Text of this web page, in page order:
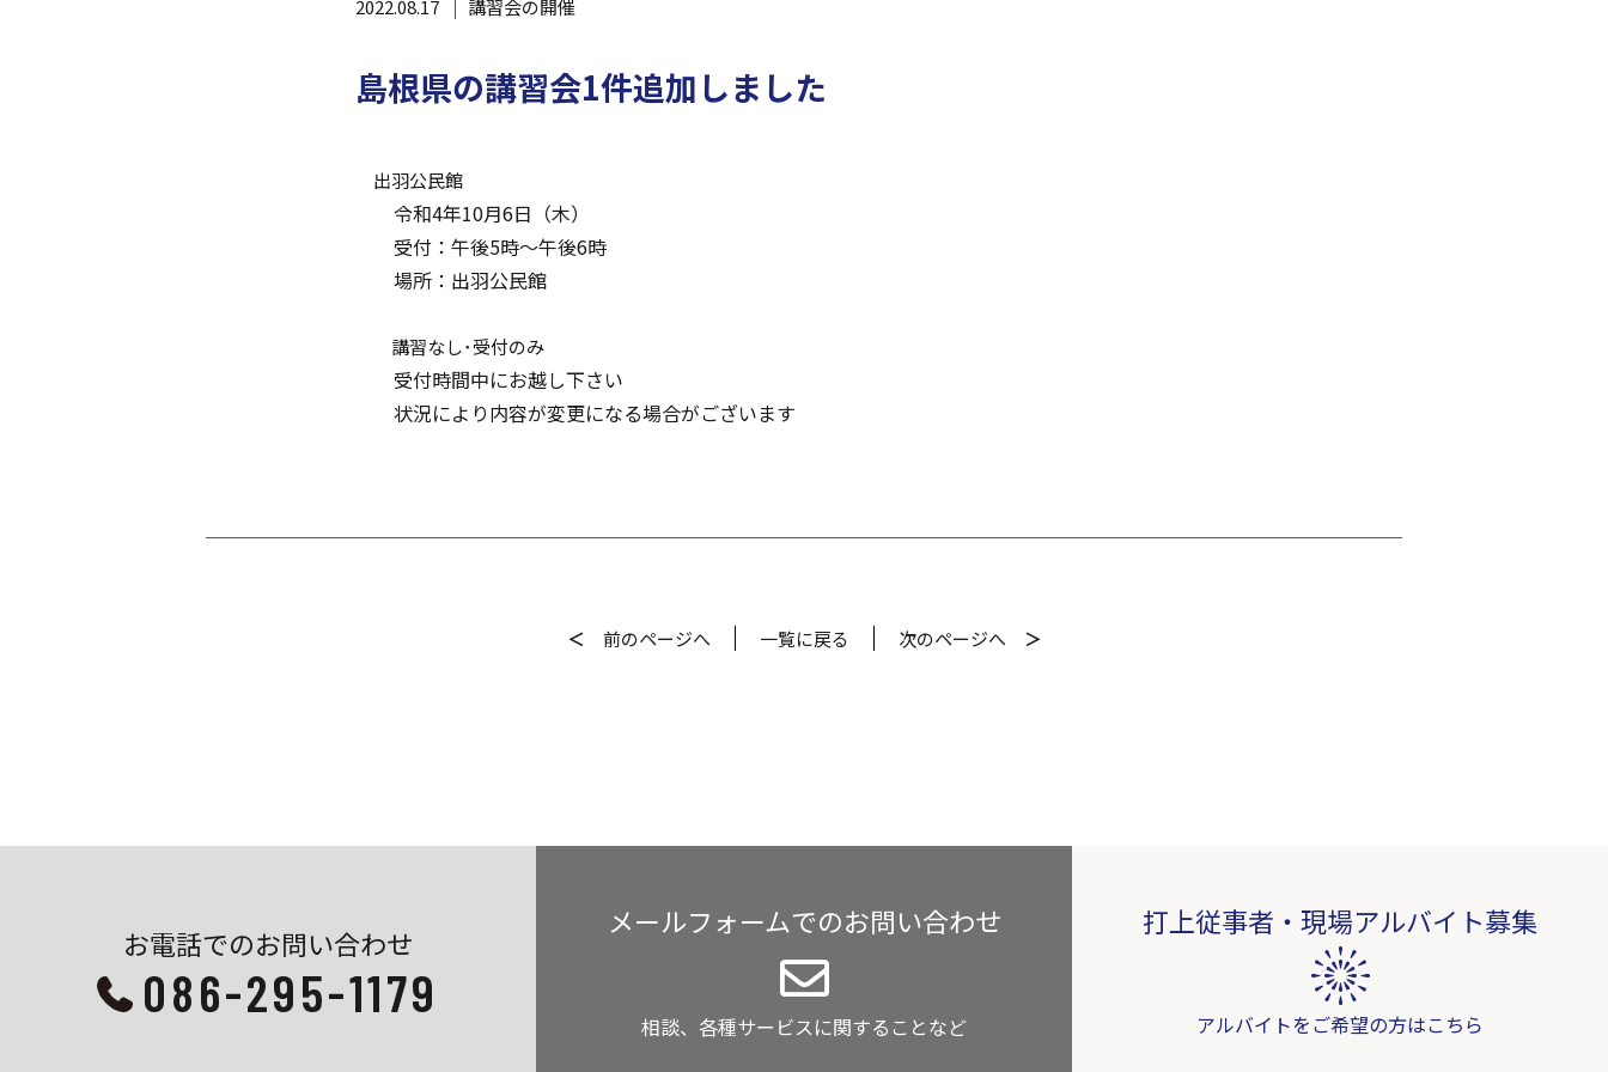
2022.08.17 講習会の開催
島根県の講習会1件追加しました
出羽公民館
令和4年10月6日（木）
受付：午後5時～午後6時
場所：出羽公民館
講習なし･受付のみ
受付時間中にお越し下さい
状況により内容が変更になる場合がございます
＜ 前のページへ 一覧に戻る 次のページへ ＞
お電話でのお問い合わせ
086-295-1179
メールフォームでのお問い合わせ
相談、各種サービスに関することなど
打上従事者・現場アルバイト募集
アルバイトをご希望の方はこちら